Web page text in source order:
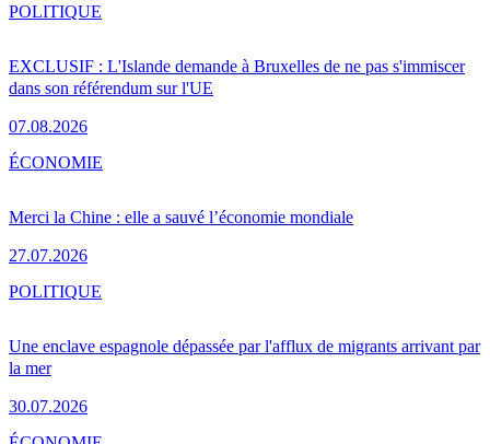
EXCLUSIF : L'Islande demande à Bruxelles de ne pas s'immiscer
dans son référendum sur l'UE
07.08.2026
POLITIQUE
Merci la Chine : elle a sauvé l’économie mondiale
27.07.2026
ÉCONOMIE
Une enclave espagnole dépassée par l'afflux de migrants arrivant par
la mer
30.07.2026
POLITIQUE